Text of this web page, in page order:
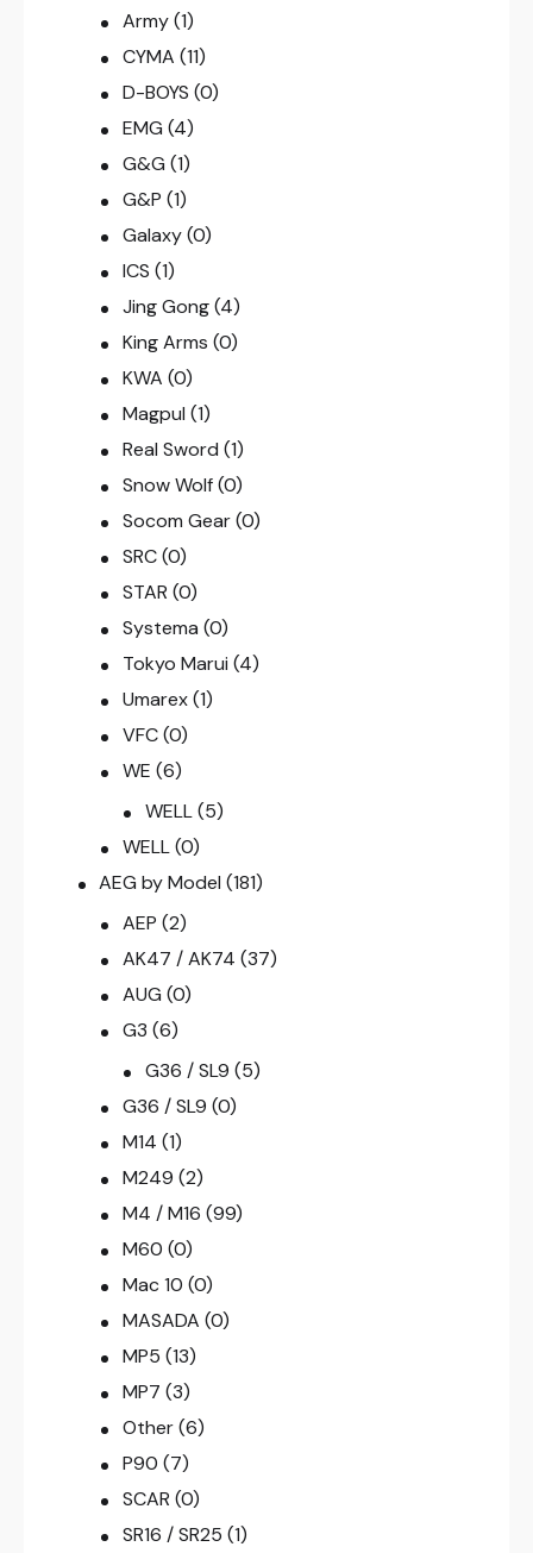
Army (1)
CYMA (11)
D-BOYS (0)
EMG (4)
G&G (1)
G&P (1)
Galaxy (0)
ICS (1)
Jing Gong (4)
King Arms (0)
KWA (0)
Magpul (1)
Real Sword (1)
Snow Wolf (0)
Socom Gear (0)
SRC (0)
STAR (0)
Systema (0)
Tokyo Marui (4)
Umarex (1)
VFC (0)
WE (6)
WELL (5)
WELL (0)
AEG by Model (181)
AEP (2)
AK47 / AK74 (37)
AUG (0)
G3 (6)
G36 / SL9 (5)
G36 / SL9 (0)
M14 (1)
M249 (2)
M4 / M16 (99)
M60 (0)
Mac 10 (0)
MASADA (0)
MP5 (13)
MP7 (3)
Other (6)
P90 (7)
SCAR (0)
SR16 / SR25 (1)